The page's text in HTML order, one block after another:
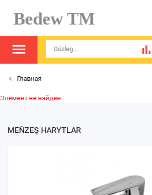
Bedew TM
Главная
Элемент не найден
MEŇZEŞ HARYTLAR